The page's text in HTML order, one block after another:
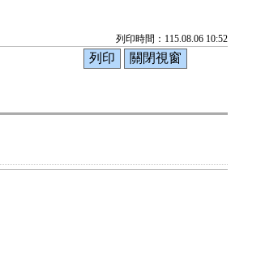
列印時間：115.08.06 10:52